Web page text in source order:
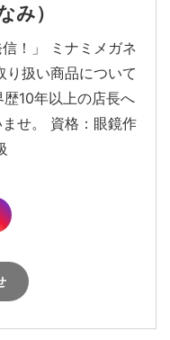
み）
！」 ミナミメガネ
扱い商品について
10年以上の店長へ
せ。 資格：眼鏡作